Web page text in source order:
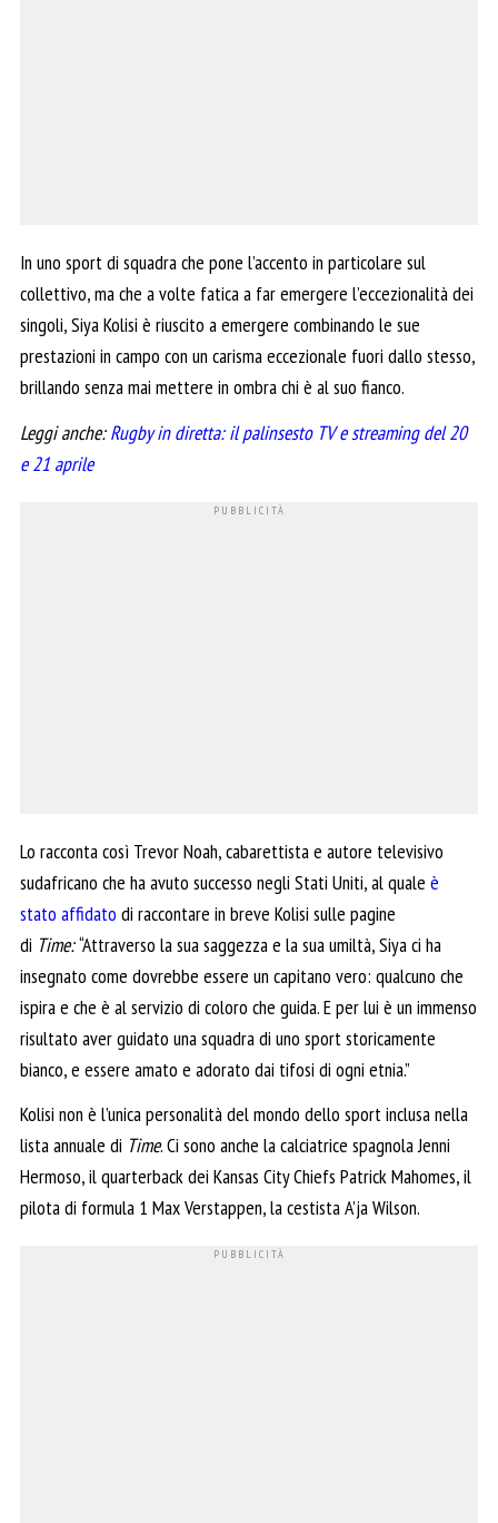
In uno sport di squadra che pone l’accento in particolare sul
collettivo, ma che a volte fatica a far emergere l’eccezionalità dei
singoli, Siya Kolisi è riuscito a emergere combinando le sue
prestazioni in campo con un carisma eccezionale fuori dallo stesso,
brillando senza mai mettere in ombra chi è al suo fianco.
Leggi anche:Rugby in diretta: il palinsesto TV e streaming del 20
e 21 aprile
Lo racconta così Trevor Noah, cabarettista e autore televisivo
sudafricano che ha avuto successo negli Stati Uniti, al quale è
stato affidato di raccontare in breve Kolisi sulle pagine
di Time:“Attraverso la sua saggezza e la sua umiltà, Siya ci ha
insegnato come dovrebbe essere un capitano vero: qualcuno che
ispira e che è al servizio di coloro che guida. E per lui è un immenso
risultato aver guidato una squadra di uno sport storicamente
bianco, e essere amato e adorato dai tifosi di ogni etnia.”
Kolisi non è l’unica personalità del mondo dello sport inclusa nella
lista annuale di Time. Ci sono anche la calciatrice spagnola Jenni
Hermoso, il quarterback dei Kansas City Chiefs Patrick Mahomes, il
pilota di formula 1 Max Verstappen, la cestista A’ja Wilson.